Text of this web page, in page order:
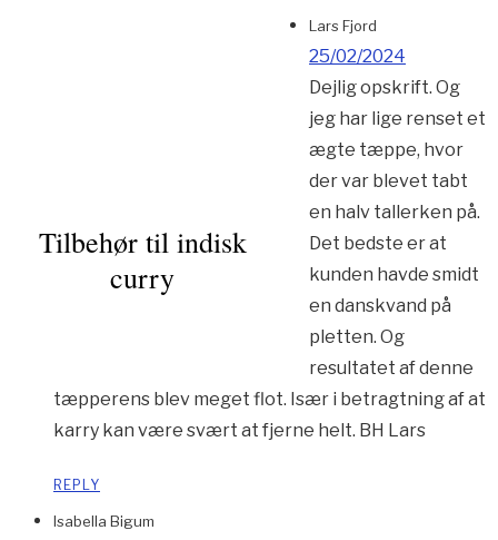
Tilbehør til indisk
curry
Lars Fjord
25/02/2024
Dejlig opskrift. Og
jeg har lige renset et
ægte tæppe, hvor
der var blevet tabt
en halv tallerken på.
Det bedste er at
kunden havde smidt
en danskvand på
pletten. Og
resultatet af denne
tæpperens blev meget flot. Især i betragtning af at
karry kan være svært at fjerne helt. BH Lars
REPLY
Isabella Bigum